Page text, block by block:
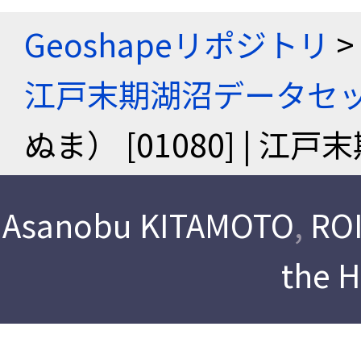
Geoshapeリポジトリ >
江戸末期湖沼データセ
ぬま） [01080] | 江戸
Asanobu KITAMOTO,
the